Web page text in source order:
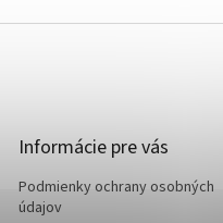
Informácie pre vás
Podmienky ochrany osobných
údajov